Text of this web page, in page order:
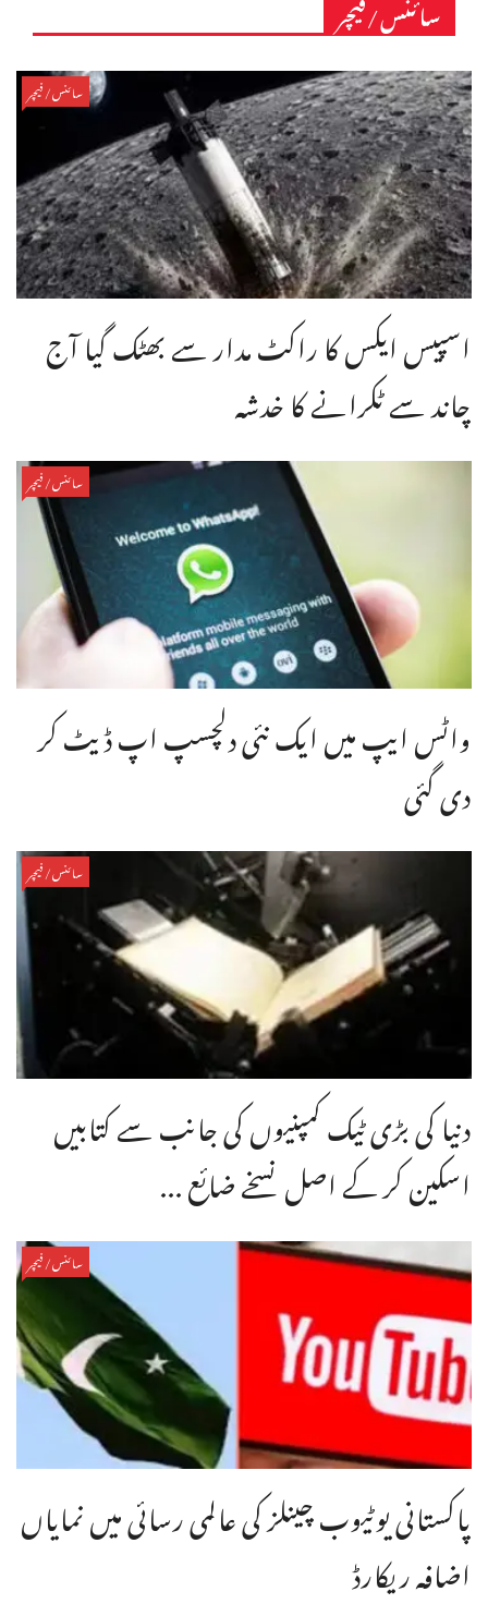
سائنس/فیچر
سائنس/فیچر
اسپیس ایکس کا راکٹ مدار سے بھٹک گیا آج
چاند سے ٹکرانے کا خدشہ
سائنس/فیچر
واٹس ایپ میں ایک نئی دلچسپ اپ ڈیٹ کر
دی گئی
سائنس/فیچر
دنیا کی بڑی ٹیک کمپنیوں کی جانب سے کتابیں
اسکین کر کے اصل نسخے ضائع ...
سائنس/فیچر
پاکستانی یوٹیوب چینلز کی عالمی رسائی میں نمایاں
اضافہ ریکارڈ